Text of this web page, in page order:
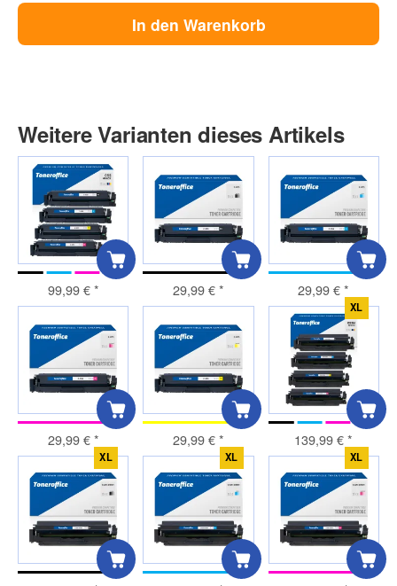
In den Warenkorb
Weitere Varianten dieses Artikels
99,99 €* 29,99 €* 29,99 €*
29,99 €* 29,99 €*
XL
139,99 €*
XL XL XL